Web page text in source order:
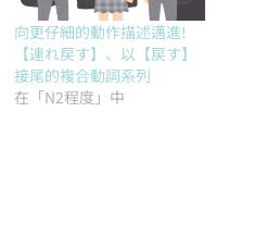
向更仔細的動作描述邁進!
【連れ戻す】、以【戻す】
接尾的複合動詞系列
在「N2程度」中